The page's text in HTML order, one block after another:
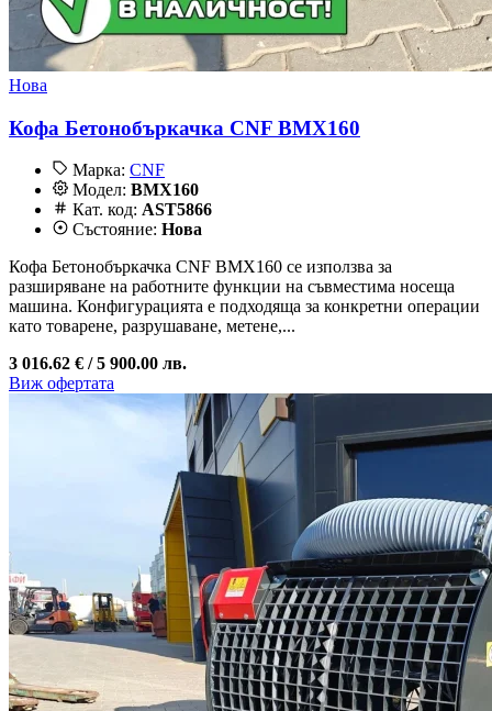
Нова
Кофа Бетонобъркачка CNF BMX160
Марка: CNF
Модел: BMX160
Кат. код: AST5866
Състояние: Нова
Кофа Бетонобъркачка CNF BMX160 се използва за
разширяване на работните функции на съвместима носеща
машина. Конфигурацията е подходяща за конкретни операции
като товарене, разрушаване, метене,...
3 016.62 € / 5 900.00 лв.
Виж офертата